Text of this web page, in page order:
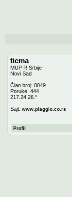
ticma
MUP R Srbije
Novi Sad
Član broj: 8049
Poruke: 444
217.24.26.*
Sajt: www.piaggio.co.rs
Profil